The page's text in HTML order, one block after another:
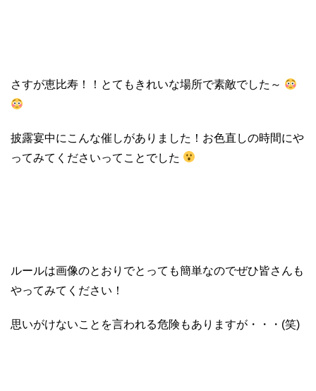
さすが恵比寿！！とてもきれいな場所で素敵でした～
披露宴中にこんな催しがありました！お色直しの時間にや
ってみてくださいってことでした
ルールは画像のとおりでとっても簡単なのでぜひ皆さんも
やってみてください！
思いがけないことを言われる危険もありますが・・・(笑)